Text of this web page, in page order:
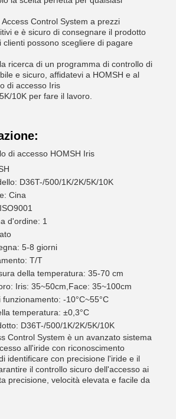
Control System a prezzi
e è sicuro di consegnare il prodotto
clienti possono scegliere di pagare
ricerca di un programma di controllo di
e sicuro, affidatevi a HOMSH e al
di accesso Iris
10K per fare il lavoro.
di accesso HOMSH Iris
D36T-/500/1K/2K/5K/10K
Cina
d'ordine: 1
5-8 giorni
T/T
della temperatura: 35-70 cm
Iris: 35~50cm,Face: 35~100cm
-10°C~55°C
temperatura: ±0,3°C
D36T-/500/1K/2K/5K/10K
Control System è un avanzato sistema
all'iride con riconoscimento
identificare con precisione l'iride e il
il controllo sicuro dell'accesso ai
precisione, velocità elevata e facile da